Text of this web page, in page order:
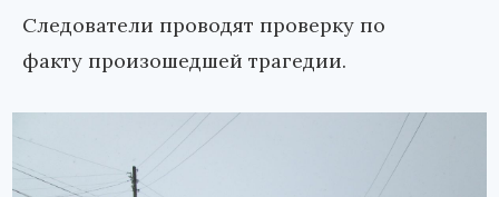
Следователи проводят проверку по
факту произошедшей трагедии.